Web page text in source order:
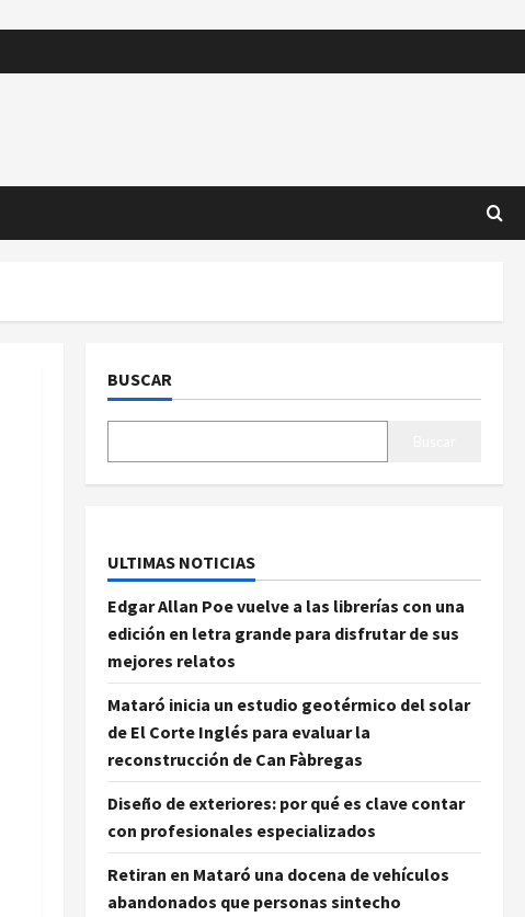
BUSCAR
ULTIMAS NOTICIAS
Edgar Allan Poe vuelve a las librerías con una
edición en letra grande para disfrutar de sus
mejores relatos
Mataró inicia un estudio geotérmico del solar
de El Corte Inglés para evaluar la
reconstrucción de Can Fàbregas
Diseño de exteriores: por qué es clave contar
con profesionales especializados
Retiran en Mataró una docena de vehículos
abandonados que personas sintecho